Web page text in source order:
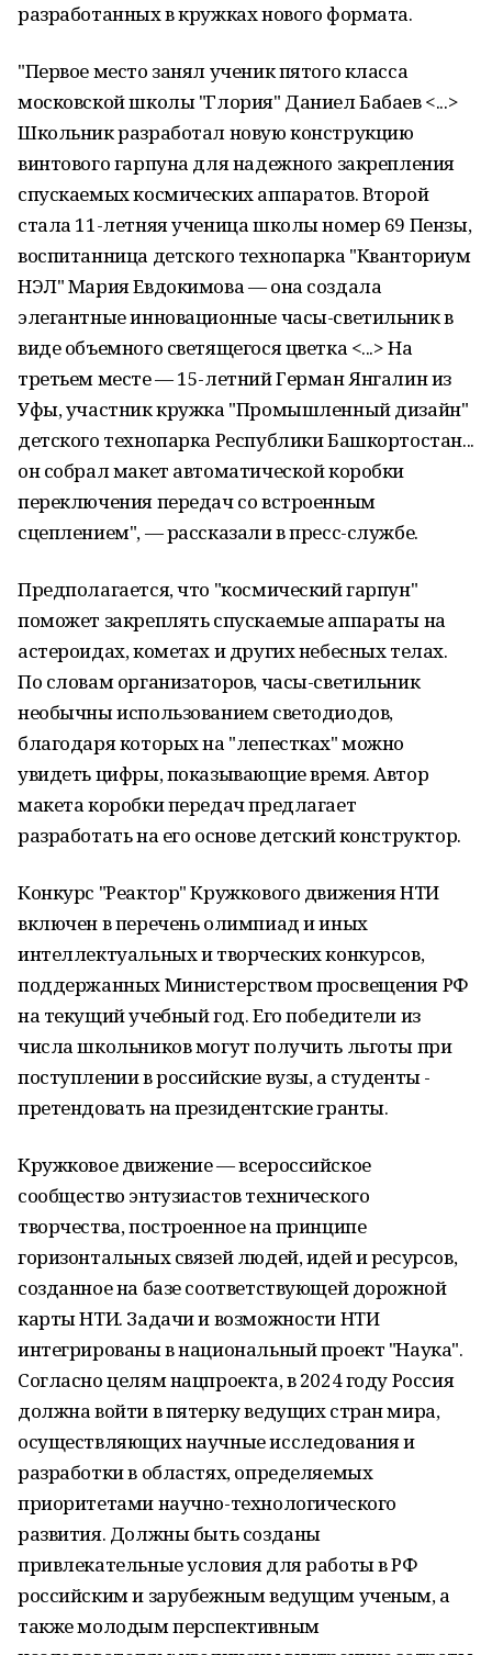
разработанных в кружках нового формата.
"Первое место занял ученик пятого класса
московской школы "Глория" Даниел Бабаев <...>
Школьник разработал новую конструкцию
винтового гарпуна для надежного закрепления
спускаемых космических аппаратов. Второй
стала 11-летняя ученица школы номер 69 Пензы,
воспитанница детского технопарка "Кванториум
НЭЛ" Мария Евдокимова — она создала
элегантные инновационные часы-светильник в
виде объемного светящегося цветка <...> На
третьем месте — 15-летний Герман Янгалин из
Уфы, участник кружка "Промышленный дизайн"
детского технопарка Республики Башкортостан...
он собрал макет автоматической коробки
переключения передач со встроенным
сцеплением", — рассказали в пресс-службе.
Предполагается, что "космический гарпун"
поможет закреплять спускаемые аппараты на
астероидах, кометах и других небесных телах.
По словам организаторов, часы-светильник
необычны использованием светодиодов,
благодаря которых на "лепестках" можно
увидеть цифры, показывающие время. Автор
макета коробки передач предлагает
разработать на его основе детский конструктор.
Конкурс "Реактор" Кружкового движения НТИ
включен в перечень олимпиад и иных
интеллектуальных и творческих конкурсов,
поддержанных Министерством просвещения РФ
на текущий учебный год. Его победители из
числа школьников могут получить льготы при
поступлении в российские вузы, а студенты -
претендовать на президентские гранты.
Кружковое движение — всероссийское
сообщество энтузиастов технического
творчества, построенное на принципе
горизонтальных связей людей, идей и ресурсов,
созданное на базе соответствующей дорожной
карты НТИ. Задачи и возможности НТИ
интегрированы в национальный проект "Наука".
Согласно целям нацпроекта, в 2024 году Россия
должна войти в пятерку ведущих стран мира,
осуществляющих научные исследования и
разработки в областях, определяемых
приоритетами научно-технологического
развития. Должны быть созданы
привлекательные условия для работы в РФ
российским и зарубежным ведущим ученым, а
также молодым перспективным